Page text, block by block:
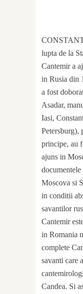
lupta de la
Cantemir a
in Rusia din
a fost
Asadar,
Iasi,
Petersburg),
principe, au
ajuns in
documentele
Moscova si
in conditii
savantilor
Cantemir
in Romania
complete
savanti care
Candea. Si